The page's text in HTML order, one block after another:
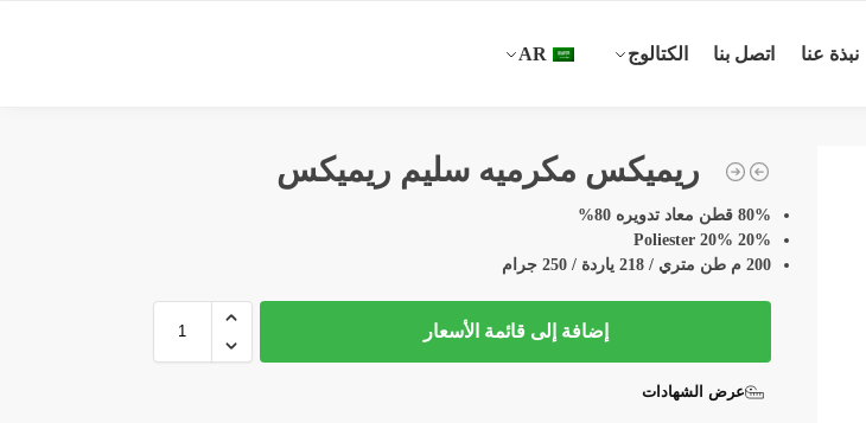
نبذة عنا اتصل بنا الكتالوج AR
ريميكس مكرميه سليم ريميكس
80% قطن معاد تدويره 80%
20% Poliester 20%
200 م طن متري / 218 ياردة / 250 جرام
إضافة إلى قائمة الأسعار
عرض الشهادات